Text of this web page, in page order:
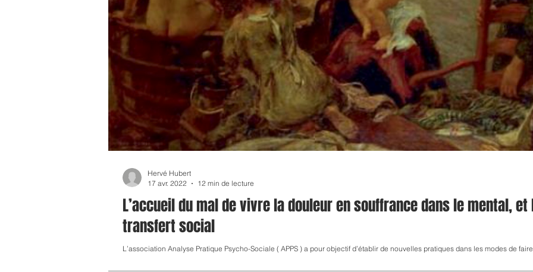
L’accueil du mal de vivre la douleur en souffrance dans le mental, et
transfert social
L’association Analyse Pratique Psycho-Sociale ( APPS ) a pour objectif d’établir de nouvelles pratiques dans les modes de faire
Hervé Hubert
17 avr. 2022
12 min de lecture